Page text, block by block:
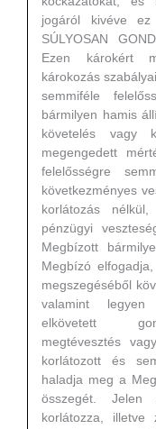
jogáról kivéve ez
SÚLYOSAN
Ezen károkért
károkozás
semmiféle
bármilyen hamis
követelés vagy
megengedett
felelősségre
következményes
korlátozás
pénzügyi
Megbízott
Megbízó
megszegéséből
valamint legyen
elkövetett
megtévesztés
korlátozott és
haladja meg a
összegét. Jelen
korlátozza,